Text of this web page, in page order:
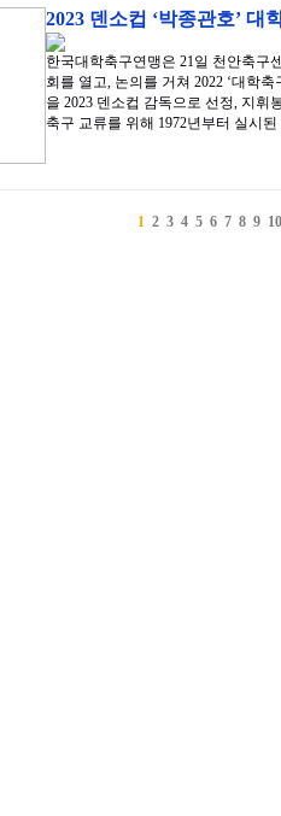
2023 덴소컵 ‘박종관호’
한국대학축구연맹은 21일 천안축구
회를 열고, 논의를 거쳐 2022 ‘대학
을 2023 덴소컵 감독으로 선정, 지휘
축구 교류를 위해 1972년부터 실시
1 2 3 4 5 6 7 8 9 10